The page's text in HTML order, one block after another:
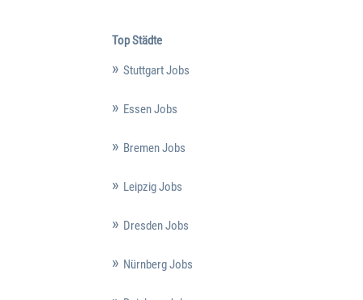
Top Städte
Stuttgart Jobs
Essen Jobs
Bremen Jobs
Leipzig Jobs
Dresden Jobs
Nürnberg Jobs